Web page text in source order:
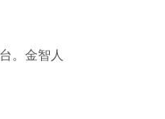
。金智人